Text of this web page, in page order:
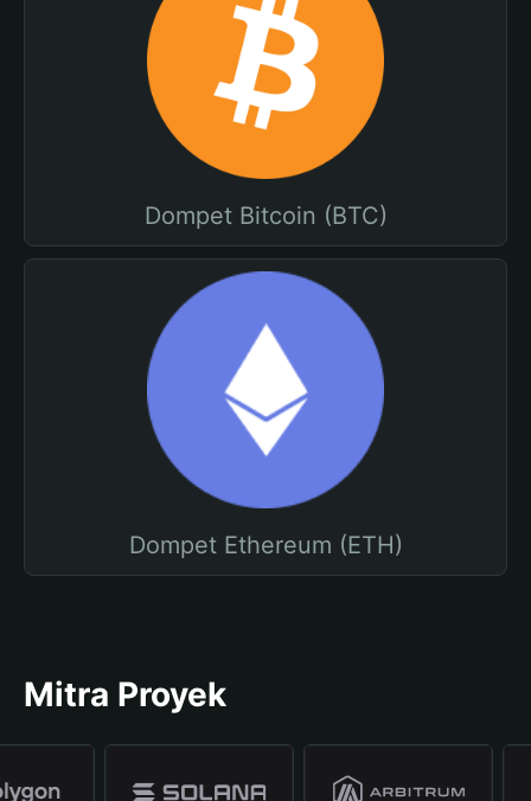
Dompet Bitcoin (BTC)
Dompet Ethereum (ETH)
Mitra Proyek